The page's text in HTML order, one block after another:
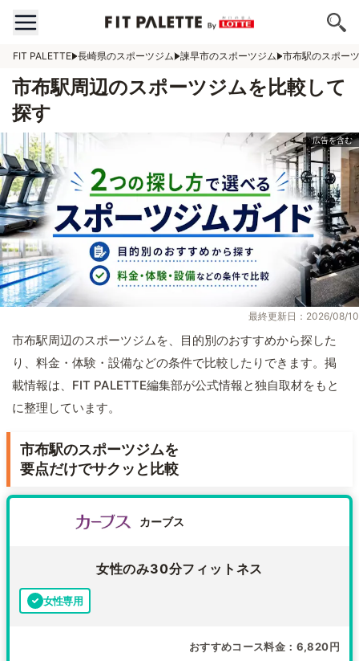
FIT PALETTE 長崎県のスポーツジム 諫早市のスポーツジム 市布駅のスポー
市布駅周辺のスポーツジムを比較して
探す
最終更新日：2026/08/10
市布駅周辺のスポーツジムを、目的別のおすすめから探した
り、料金・体験・設備などの条件で比較したりできます。掲
載情報は、FIT PALETTE編集部が公式情報と独自取材をもと
に整理しています。
市布駅のスポーツジムを
要点だけでサクッと比較
カーブス
女性のみ30分フィットネス
女性専用
おすすめコース料金 6,820円